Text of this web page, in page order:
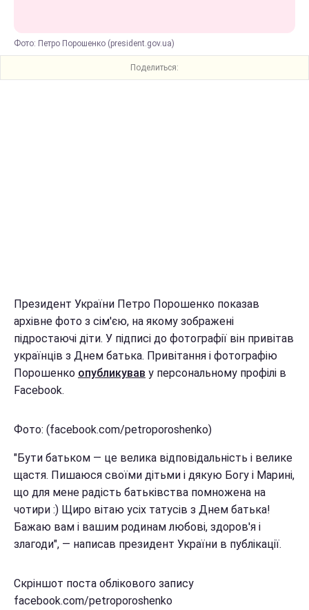
Фото: Петро Порошенко (president.gov.ua)
Поделиться:
Президент України Петро Порошенко показав
архівне фото з сім'єю, на якому зображені
підростаючі діти. У підписі до фотографії він привітав
українців з Днем батька. Привітання і фотографію
Порошенко опубликував у персональному профілі в
Facebook.
Фото: (facebook.com/petroporoshenko)
"Бути батьком — це велика відповідальність і велике
щастя. Пишаюся своїми дітьми і дякую Богу і Марині,
що для мене радість батьківства помножена на
чотири :) Щиро вітаю усіх татусів з Днем батька!
Бажаю вам і вашим родинам любові, здоров'я і
злагоди", — написав президент України в публікації.
Скріншот поста облікового запису
facebook.com/petroporoshenko